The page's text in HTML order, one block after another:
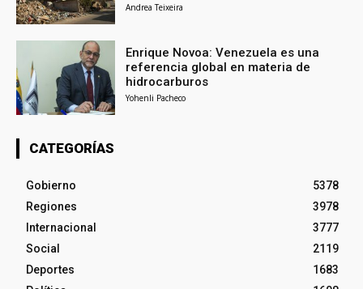
Andrea Teixeira
Enrique Novoa: Venezuela es una
referencia global en materia de
hidrocarburos
Yohenli Pacheco
CATEGORÍAS
Gobierno
5378
Regiones
3978
Internacional
3777
Social
2119
Deportes
1683